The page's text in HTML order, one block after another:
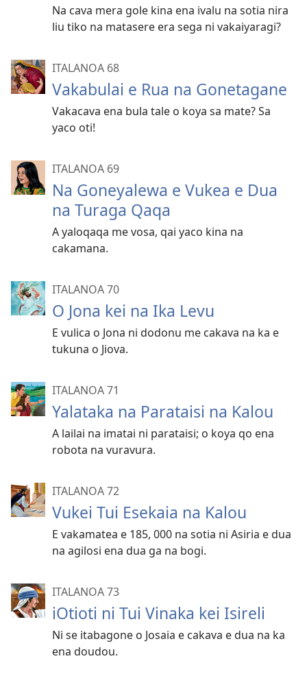
Na cava mera gole kina ena ivalu na sotia nira
liu tiko na matasere era sega ni vakaiyaragi?
ITALANOA 68
Vakabulai e Rua na Gonetagane
Vakacava ena bula tale o koya sa mate? Sa
yaco oti!
ITALANOA 69
Na Goneyalewa e Vukea e Dua
na Turaga Qaqa
A yaloqaqa me vosa, qai yaco kina na
cakamana.
ITALANOA 70
O Jona kei na Ika Levu
E vulica o Jona ni dodonu me cakava na ka e
tukuna o Jiova.
ITALANOA 71
Yalataka na Parataisi na Kalou
A lailai na imatai ni parataisi; o koya qo ena
robota na vuravura.
ITALANOA 72
Vukei Tui Esekaia na Kalou
E vakamatea e 185, 000 na sotia ni Asiria e dua
na agilosi ena dua ga na bogi.
ITALANOA 73
iOtioti ni Tui Vinaka kei Isireli
Ni se itabagone o Josaia e cakava e dua na ka
ena doudou.